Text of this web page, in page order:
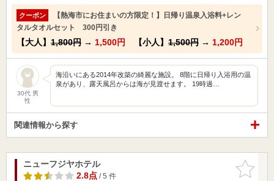
クーポン
【熱海市にお住まいの方限定！】日帰り温泉入浴料+レン
タルタオルセット 300円引き
【大人】 1,800円 → 1,500円 【小人】 1,500円 → 1,200円
30代 男
性
海沿いにある2014年改築の綺麗な施設。 8階に日帰り入浴用の温
泉があり、露天風呂からは海が見渡せます。 19時過…
関連情報から探す
お気に入
りに追加
ニューフジヤホテル
2.8点/ 5 件